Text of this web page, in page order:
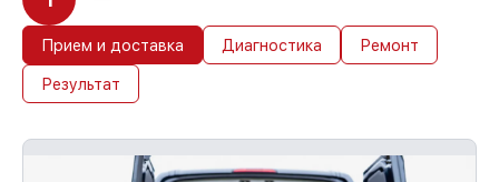
Прием и доставка Диагностика Ремонт
Результат